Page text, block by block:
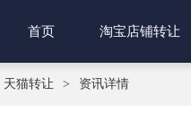
首页 淘宝店铺转让
天猫转让 > 资讯详情